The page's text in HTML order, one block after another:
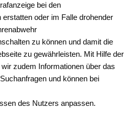
bei den
oder im Falle drohender
zu können und damit die
zu gewährleisten. Mit Hilfe der
zudem Informationen über das
und können bei
des Nutzers anpassen.